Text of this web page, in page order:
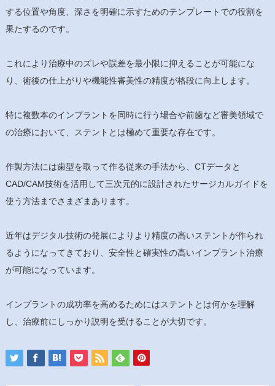
する位置や角度、深さを明確に示すためのテンプレートでの役割を
果たするのです。
これにより治療中のズレや誤差を最小限に抑えることが可能にな
り、術後の仕上がりや機能性審美性の精度が格段に向上します。
特に複数本のインプラントを同時に行う場合や前歯など審美領域で
の治療において、ステントとは極めて重要な存在です。
作製方法には歯型を取って作る従来の手法から、CTデータと
CAD/CAM技術を活用して三次元的に設計されたサージカルガイドを
使う方法までさまざまあります。
近年はデジタル技術の発展によりより精度の高いステントが作られ
るようになってきており、安全性と確実性の高いインプラント治療
が可能になっています。
インプラントの成功率を高めるためにはステントとは何かを理解
し、治療前にしっかり説明を受けることが大切です。